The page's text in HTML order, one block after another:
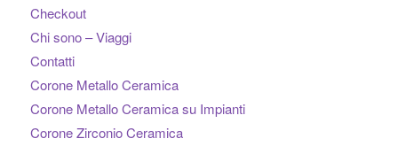
Checkout
Chi sono – Viaggi
Contatti
Corone Metallo Ceramica
Corone Metallo Ceramica su Impianti
Corone Zirconio Ceramica